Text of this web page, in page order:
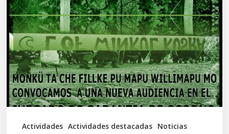
Actividades Actividades destacadas Noticias
Küsra
convoca
a
apoyar
audiencia
en
Juzgado